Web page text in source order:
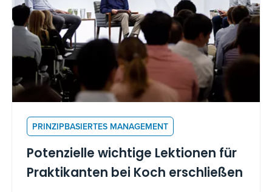
PRINZIPBASIERTES MANAGEMENT
Potenzielle wichtige Lektionen für
Praktikanten bei Koch erschließen